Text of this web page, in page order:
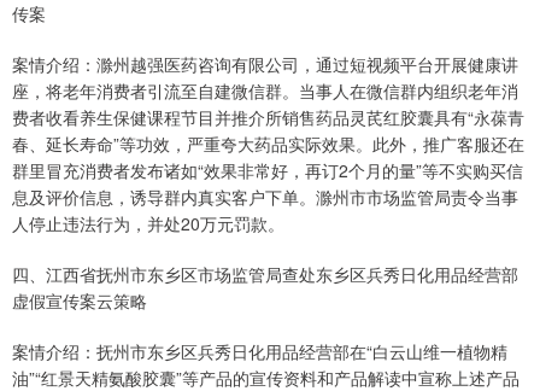
传案
案情介绍：滁州越强医药咨询有限公司，通过短视频平台开展健康讲
座，将老年消费者引流至自建微信群。当事人在微信群内组织老年消
费者收看养生保健课程节目并推介所销售药品灵芪红胶囊具有“永葆青
春、延长寿命”等功效，严重夸大药品实际效果。此外，推广客服还在
群里冒充消费者发布诸如“效果非常好，再订2个月的量”等不实购买信
息及评价信息，诱导群内真实客户下单。滁州市市场监管局责令当事
人停止违法行为，并处20万元罚款。
四、江西省抚州市东乡区市场监管局查处东乡区兵秀日化用品经营部
虚假宣传案云策略
案情介绍：抚州市东乡区兵秀日化用品经营部在“白云山维一植物精
油”“红景天精氨酸胶囊”等产品的宣传资料和产品解读中宣称上述产品